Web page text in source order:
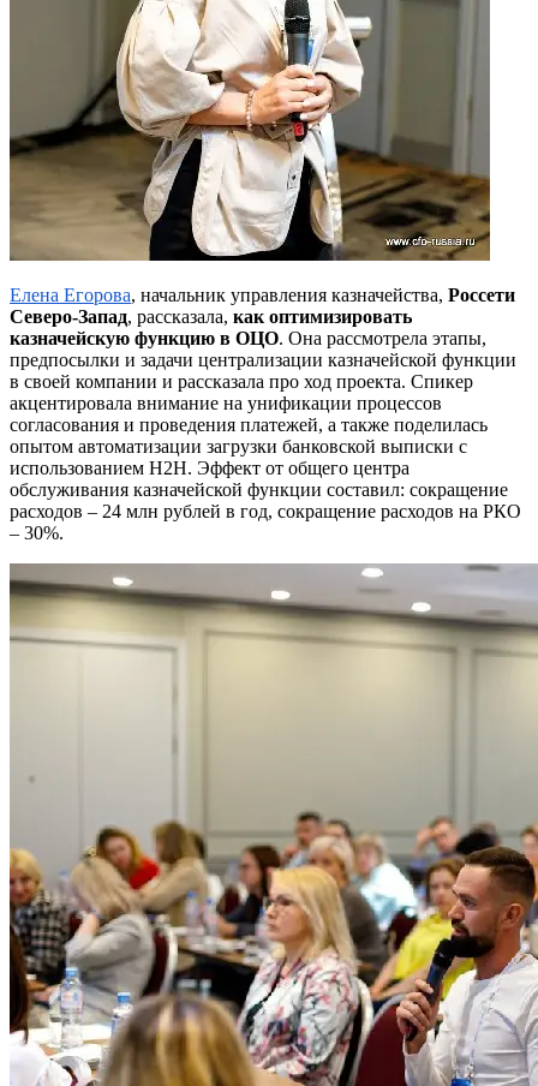
Елена Егорова, начальник управления казначейства, Россети
Северо-Запад, рассказала, как оптимизировать
казначейскую функцию в ОЦО. Она рассмотрела этапы,
предпосылки и задачи централизации казначейской функции
в своей компании и рассказала про ход проекта. Спикер
акцентировала внимание на унификации процессов
согласования и проведения платежей, а также поделилась
опытом автоматизации загрузки банковской выписки с
использованием H2H. Эффект от общего центра
обслуживания казначейской функции составил: сокращение
расходов – 24 млн рублей в год, сокращение расходов на РКО
– 30%.